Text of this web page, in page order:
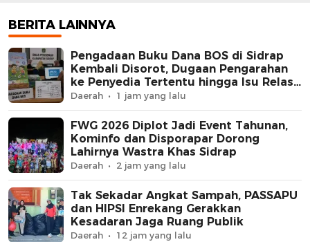
Pejabat Mengemuka
BERITA LAINNYA
Pengadaan Buku Dana BOS di Sidrap
Kembali Disorot, Dugaan Pengarahan
ke Penyedia Tertentu hingga Isu Relasi
Keluarga Pejabat Mengemuka
Daerah 1 jam yang lalu
FWG 2026 Diplot Jadi Event Tahunan,
Kominfo dan Disporapar Dorong
Lahirnya Wastra Khas Sidrap
Daerah 2 jam yang lalu
Tak Sekadar Angkat Sampah, PASSAPU
dan HIPSI Enrekang Gerakkan
Kesadaran Jaga Ruang Publik
Daerah 12 jam yang lalu